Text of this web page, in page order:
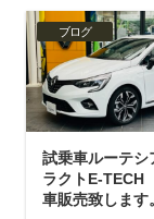
ブログ
試乗車ルーテシ
ラクトE-
車販売致します。